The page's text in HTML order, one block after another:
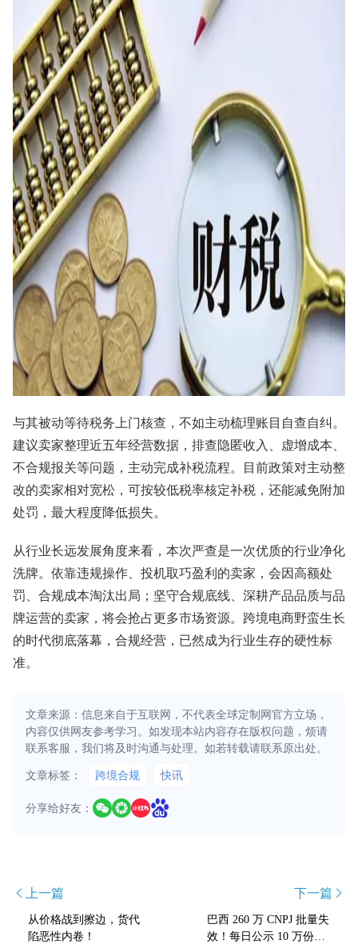
与其被动等待税务上门核查，不如主动梳理账目自查自纠。
建议卖家整理近五年经营数据，排查隐匿收入、虚增成本、
不合规报关等问题，主动完成补税流程。目前政策对主动整
改的卖家相对宽松，可按较低税率核定补税，还能减免附加
处罚，最大程度降低损失。
从行业长远发展角度来看，本次严查是一次优质的行业净化
洗牌。依靠违规操作、投机取巧盈利的卖家，会因高额处
罚、合规成本淘汰出局；坚守合规底线、深耕产品品质与品
牌运营的卖家，将会抢占更多市场资源。跨境电商野蛮生长
的时代彻底落幕，合规经营，已然成为行业生存的硬性标
准。
文章来源：信息来自于互联网，不代表全球定制网官方立场，
内容仅供网友参考学习。如发现本站内容存在版权问题，烦请
联系客服，我们将及时沟通与处理。如若转载请联系原出处。
文章标签： 跨境合规 快讯
分享给好友：
上一篇
从价格战到擦边，货代
陷恶性内卷！
下一篇
巴西 260 万 CNPJ 批量失
效！每日公示 10 万份注